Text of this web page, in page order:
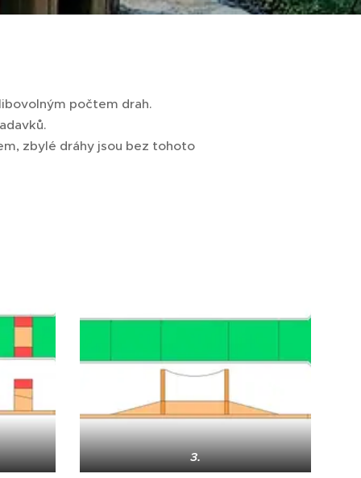
počtem drah.
zbylé dráhy jsou bez tohoto
3.